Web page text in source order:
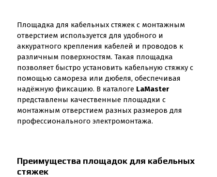
Площадка для кабельных стяжек с монтажным
отверстием используется для удобного и
аккуратного крепления кабелей и проводов к
различным поверхностям. Такая площадка
позволяет быстро установить кабельную стяжку с
помощью самореза или дюбеля, обеспечивая
надёжную фиксацию. В каталоге LaMaster
представлены качественные площадки с
монтажным отверстием разных размеров для
профессионального электромонтажа.
Преимущества площадок для кабельных
стяжек